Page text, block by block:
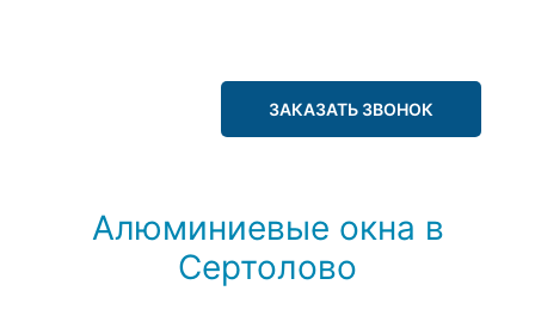
ЗАКАЗАТЬ ЗВОНОК
Алюминиевые окна в
Сертолово